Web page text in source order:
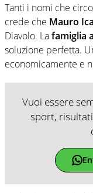
Tanti i nomi che
crede che Mauro
Diavolo. Lafamiglia
soluzione perfetta.
economicamente e
Vuoi essere
sport,